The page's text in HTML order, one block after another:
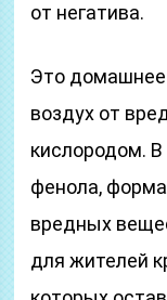
от негатива.
Это домашнее
воздух от
кислородом.
фенола,
вредных
для жителей